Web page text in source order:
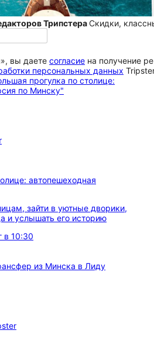
ТрипстераСкидки,
вы даете согласие на получение
персональных данных
автопешеходная
зайти в уютные дворики,
и услышать его историю
в 10:30